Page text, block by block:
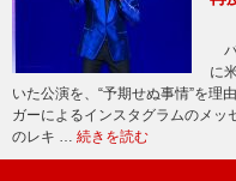
バ
に
いた公演を、“予期せぬ事情”を理
ガーによるインスタグラムのメッ
のレキ … 続きを読む